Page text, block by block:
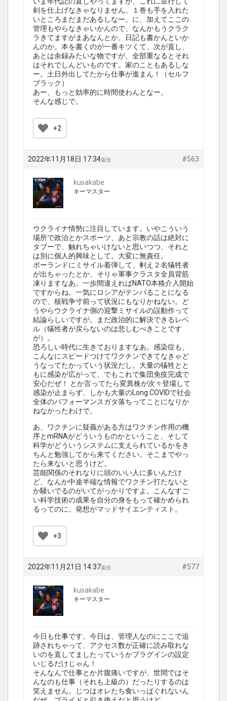
剣を仕上げなきゃなりません。１巻も手を入れた
いところまだまだあるしなー。に、加えてここの
管理もやらなきゃいかんので、なんかもうクラク
ラきてますがまあなんとか。日記も書かんといか
んのか。本を書くのが一番キツくて、次が直し、
あとは余録みたいな物ですが、全部重なるとそれ
はそれでしんどいものです。家のこともあるしな
ー。土日外出してたから仕事が進まん！（セルフ
ブラック）
あー、もっと効率的に時間使わんとなー。
そんな感じで。
+2
2022年11月18日 17:34 #563
返信
kusakabe
キーマスター
ウクライナ情勢に注目しています。いやこういう
場所で政治とかスポーツ、あと宗教の話は絶対に
タブーで、触れちゃいけないと思いつつ、それと
は別に個人的興味として。大変に無責任。
ポーランドにミサイル着弾して、剰え２名犠牲者
が出ちゃったとか、そりゃ軍事クラスタ全員背筋
凍りますなあ。一歩間違えればNATO本格介入開始
ですからね。一気にロシアがテンパることになる
ので、核戦争寸前って状況にもなりかねない。ど
うやらウクライナ側の迎撃ミサイルの誤動作って
結論らしいですが。まだ政治的に解決できるレベ
ル（犠牲者が戻らないのは悲しむべきことです
が）。
恐ろしい時代に生きておりますなあ。感染症も、
こんなにスピードつけてワクチンできてなきゃど
うなってたかっていう状況だし。大量の犠牲とと
もに感染が広がって、でもこれで集団免疫完成で
安心だぜ！ とか言ってたら変異株が次々登場して
感染が止まらず、しかも大量のLong COVIDで社会
全体のパフォーマンスガタ落ちってことになりか
ねなかったわけで。
あ、ワクチンに疑義がある方はワクチン作用の機
序とmRNAがどういうものかということ、そして
科学がどういうシステムに支えられているかをき
ちんと勉強してから来てください。そこまでやっ
たら来ないと思うけど。
芸能関係のそれなりに頭のいい人に多いんだけ
ど、なんか中途半端な情報でワクチン打たないと
か騒いでるのがいてがっかりですよ。こんなすご
い科学技術の成果を自分の身をもって確かめられ
るってのに。発想がマッドサイエンティスト。
+3
2022年11月21日 14:37 #577
返信
kusakabe
キーマスター
今日も仕事です。今日は、管理人なのにここで追
跡されちゃって、アクセス数が正確に読み取れな
いのを直してましたっていうかプラグインの設定
いじるだけじゃん！
そんなんで仕事とか片腹痛いですが、世間ではそ
んなのも仕事（それも上級の）だったりするのは
笑えません。じつはオレたち食いっぱぐれないん